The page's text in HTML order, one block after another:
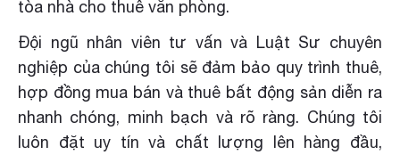
tòa nhà cho thuê văn phòng.
Đội ngũ nhân viên tư vấn và Luật Sư chuyên
nghiệp của chúng tôi sẽ đảm bảo quy trình thuê,
hợp đồng mua bán và thuê bất động sản diễn ra
nhanh chóng, minh bạch và rõ ràng. Chúng tôi
luôn đặt uy tín và chất lượng lên hàng đầu,